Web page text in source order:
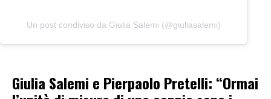
Un post condiviso da Giulia Salemi (@giuliasalemi)
Giulia Salemi e Pierpaolo Pretelli: “Ormai